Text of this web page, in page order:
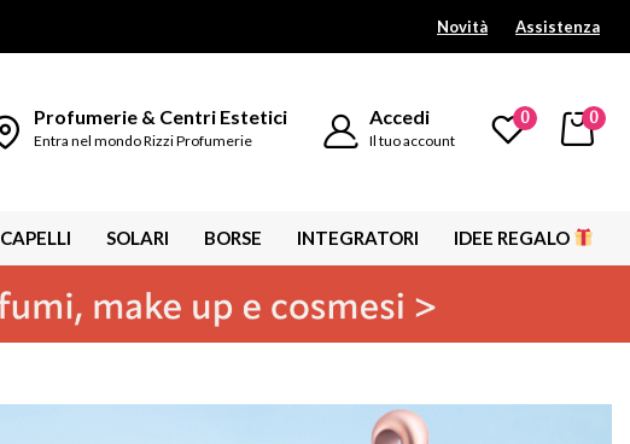
Novità Assistenza
Profumerie & Centri Estetici
Entra nel mondo Rizzi Profumerie
Accedi
Il tuo account
0 0
CAPELLI SOLARI BORSE INTEGRATORI IDEE REGALO